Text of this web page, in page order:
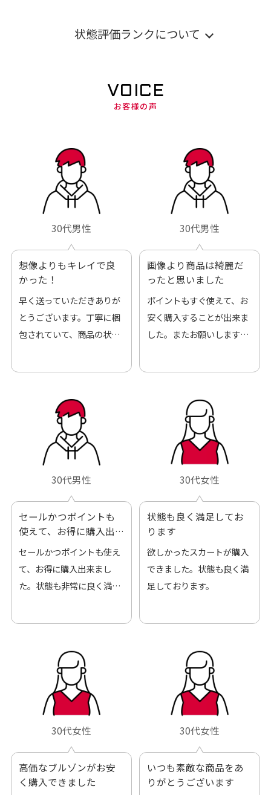
状態評価ランクについて
VOICE
お客様の声
30代男性
想像よりもキレイで良
かった！
早く送っていただきありが
とうございます。丁寧に梱
包されていて、商品の状態
30代男性
画像より商品は綺麗だ
ったと思いました
ポイントもすぐ使えて、お
安く購入することが出来ま
した。またお願いします、
30代男性
セールかつポイントも
使えて、お得に購入出
来ました
セールかつポイントも使え
て、お得に購入出来まし
た。状態も非常に良く満足
30代女性
状態も良く満足してお
ります
欲しかったスカートが購入
できました。状態も良く満
足しております。
30代女性
高価なブルゾンがお安
く購入できました
30代女性
いつも素敵な商品をあ
りがとうございます